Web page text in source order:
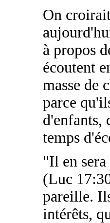
On
à propos
écoutent
masse de
parce
d'enfants,
temps
"Il en
(Luc
pareille.
intérêts,